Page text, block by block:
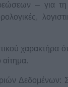
– για τη
χαρακτήρα
αίτημα.